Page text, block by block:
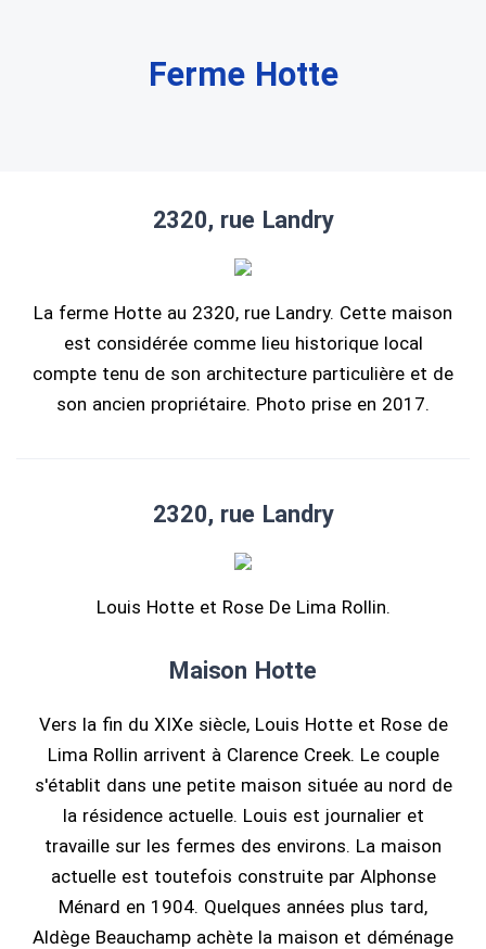
Ferme Hotte
2320, rue Landry
La ferme Hotte au 2320, rue Landry. Cette maison
est considérée comme lieu historique local
compte tenu de son architecture particulière et de
son ancien propriétaire. Photo prise en 2017.
2320, rue Landry
Louis Hotte et Rose De Lima Rollin.
Maison Hotte
Vers la fin du XIXe siècle, Louis Hotte et Rose de
Lima Rollin arrivent à Clarence Creek. Le couple
s'établit dans une petite maison située au nord de
la résidence actuelle. Louis est journalier et
travaille sur les fermes des environs. La maison
actuelle est toutefois construite par Alphonse
Ménard en 1904. Quelques années plus tard,
Aldège Beauchamp achète la maison et déménage